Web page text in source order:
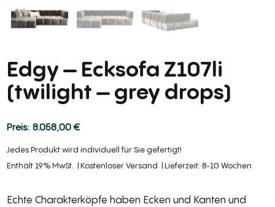
Edgy – Ecksofa Z107li
(twilight – grey drops)
8.058,00€
Jedes Produkt wird individuell für Sie gefertigt!
Enthält 19% MwSt.
Kostenloser Versand Lieferzeit: 8-10 Wochen
Echte Charakterköpfe haben Ecken und Kanten und